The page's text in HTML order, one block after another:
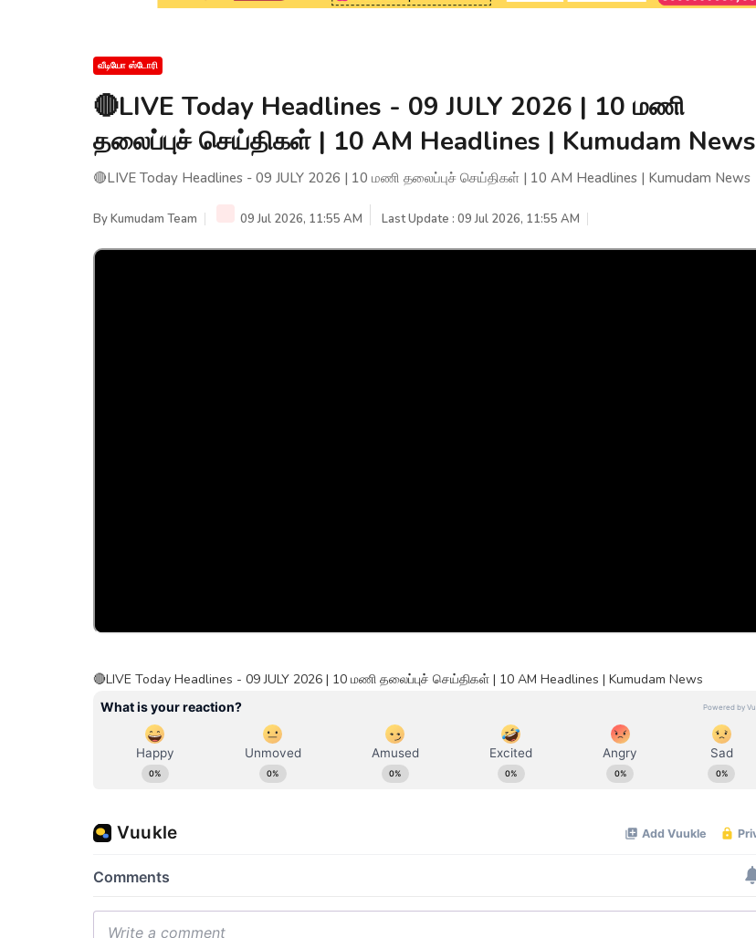
வீடியோ ஸ்டோரி
🔴LIVE Today Headlines - 09 JULY 2026 | 10 மணி
தலைப்புச் செய்திகள் | 10 AM Headlines | Kumudam News
🔴LIVE Today Headlines - 09 JULY 2026 | 10 மணி தலைப்புச் செய்திகள் | 10 AM Headlines | Kumudam News
ByKumudam Team 09 Jul 2026, 11:55 AM Last Update : 09 Jul 2026, 11:55 AM
🔴LIVE Today Headlines - 09 JULY 2026 | 10 மணி தலைப்புச் செய்திகள் | 10 AM Headlines | Kumudam News